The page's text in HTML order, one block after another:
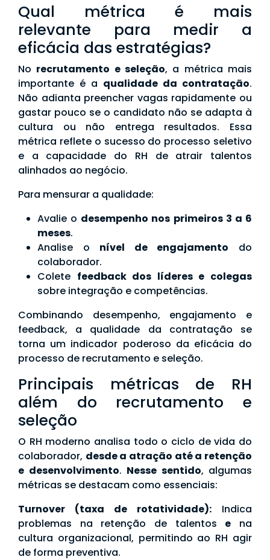
Qual métrica é mais
relevante para medir a
eficácia das estratégias?
No recrutamento e seleção, a métrica mais
importante é a qualidade da contratação.
Não adianta preencher vagas rapidamente ou
gastar pouco se o candidato não se adapta à
cultura ou não entrega resultados. Essa
métrica reflete o sucesso do processo seletivo
e a capacidade do RH de atrair talentos
alinhados ao negócio.
Para mensurar a qualidade:
Avalie o desempenho nos primeiros 3 a 6
meses.
Analise o nível de engajamento do
colaborador.
Colete feedback dos líderes e colegas
sobre integração e competências.
Combinando desempenho, engajamento e
feedback, a qualidade da contratação se
torna um indicador poderoso da eficácia do
processo de recrutamento e seleção.
Principais métricas de RH
além do recrutamento e
seleção
O RH moderno analisa todo o ciclo de vida do
colaborador, desde a atração até a retenção
e desenvolvimento. Nesse sentido, algumas
métricas se destacam como essenciais:
Turnover (taxa de rotatividade): Indica
problemas na retenção de talentos e na
cultura organizacional, permitindo ao RH agir
de forma preventiva.